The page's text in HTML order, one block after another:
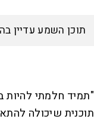
תוכנית שיכולה